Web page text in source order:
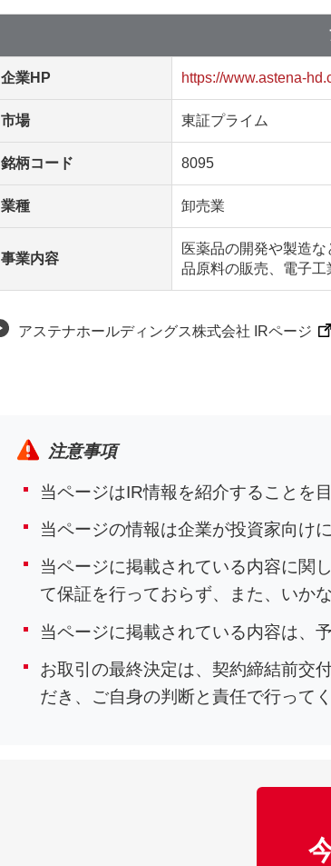
企業HP https://www.astena-
市場 東証プライム
銘柄コード 8095
業種 卸売業
事業内容
医薬品の開発や製造
品原料の販売、電子
アステナホールディングス株式会社 IRページ
注意事項
当ページはIR情報を紹介することを
当ページの情報は企業が投資家向け
当ページに掲載されている内容に関
て保証を行っておらず、また、いか
当ページに掲載されている内容は、
お取引の最終決定は、契約締結前交
だき、ご自身の判断と責任で行ってく